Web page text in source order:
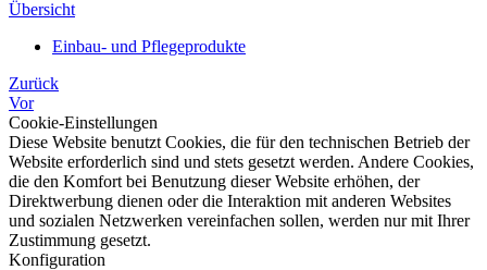
Übersicht
Einbau- und Pflegeprodukte
Zurück
Vor
Cookie-Einstellungen
Diese Website benutzt Cookies, die für den technischen Betrieb der
Website erforderlich sind und stets gesetzt werden. Andere Cookies,
die den Komfort bei Benutzung dieser Website erhöhen, der
Direktwerbung dienen oder die Interaktion mit anderen Websites
und sozialen Netzwerken vereinfachen sollen, werden nur mit Ihrer
Zustimmung gesetzt.
Konfiguration